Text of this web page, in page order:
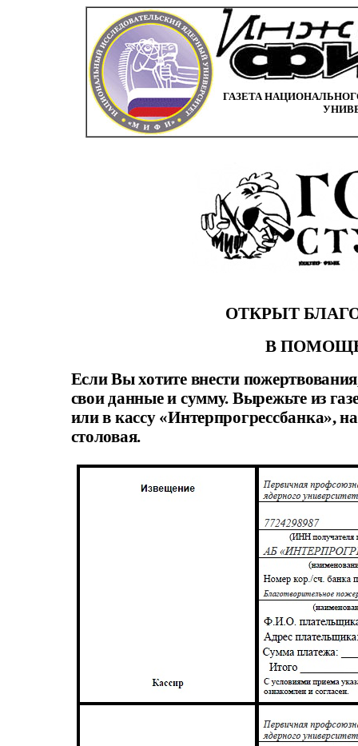
ГАЗЕТА
ОТКРЫТ
В
Если Вы хотите внести
свои данные и сумму. Вырежьте из
или в кассу «Интерпрогрессбанка»,
столовая.